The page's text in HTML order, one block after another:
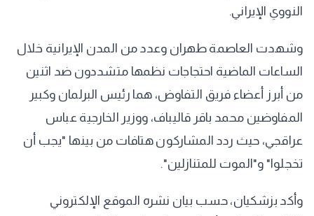
النووي الإيراني.
وشهدت العاصمة طهران وعدد من المدن الإيرانية خلال
الساعات الماضية احتجاجات نظمها متشددون ضد اثنين
من أبرز أعضاء فريق التفاوض، هما رئيس البرلمان وكبير
المفاوضين محمد باقر قاليباف، ووزير الخارجية عباس
عراقجي، حيث ردد المشاركون هتافات من بينها "يجب أن
تخجلوا" و"الموت للمتنازلين".
وأكد بزشكيان، حسب بيان نشره الموقع الإلكتروني